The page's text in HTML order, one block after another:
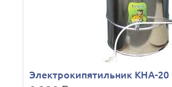
Электрокипятильник КНА-20